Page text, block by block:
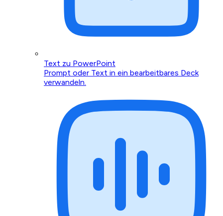
Text zu PowerPoint
Prompt oder Text in ein bearbeitbares Deck
verwandeln.